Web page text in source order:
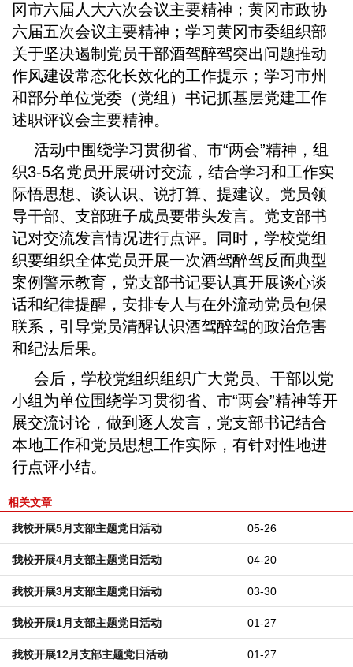
冈市六届人大六次会议主要精神；黄冈市政协
六届五次会议主要精神；学习黄冈市委组织部
关于坚决遏制党员干部酒驾醉驾突出问题推动
作风建设常态化长效化的工作提示；学习市州
和部分单位党委（党组）书记抓基层党建工作
述职评议会主要精神。
活动中围绕学习贯彻省、市“两会”精神，组
织3-5名党员开展研讨交流，结合学习和工作实
际悟思想、谈认识、说打算、提建议。党员领
导干部、支部班子成员要带头发言。党支部书
记对交流发言情况进行点评。同时，学校党组
织要组织全体党员开展一次酒驾醉驾反面典型
案例警示教育，党支部书记要认真开展谈心谈
话和纪律提醒，安排专人与在外流动党员包保
联系，引导党员清醒认识酒驾醉驾的政治危害
和纪法后果。
会后，学校党组织组织广大党员、干部以党
小组为单位围绕学习贯彻省、市“两会”精神等开
展交流讨论，做到逐人发言，党支部书记结合
本地工作和党员思想工作实际，有针对性地进
行点评小结。
相关文章
05-26
我校开展5月支部主题党日活动
04-20
我校开展4月支部主题党日活动
03-30
我校开展3月支部主题党日活动
01-27
我校开展1月支部主题党日活动
01-27
我校开展12月支部主题党日活动